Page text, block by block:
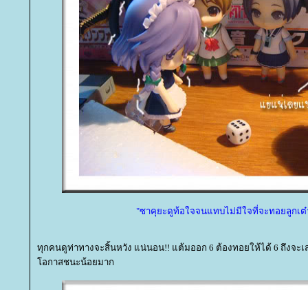
"ซาคุยะดูท้อใจจนแทบไม่มีใจที่จะทอยลูกเต๋
ทุกคนดูท่าทางจะสิ้นหวัง แน่นอน!! แต้มออก 6 ต้องทอยให้ได้ 6 ถึงจะ
อกาสชนะน้อยมาก